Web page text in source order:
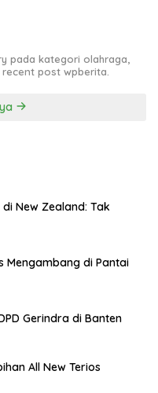
pada kategori olahraga,
post wpberita.
New Zealand: Tak
Mengambang di Pantai
Gerindra di Banten
All New Terios